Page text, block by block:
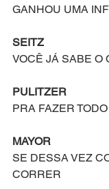
GANHOU UMA
SEITZ
VOCÊ JÁ SABE O
PULITZER
PRA FAZER
MAYOR
SE DESSA VEZ
CORRER